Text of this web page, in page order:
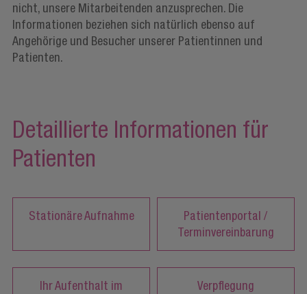
nicht, unsere Mitarbeitenden anzusprechen. Die
Informationen beziehen sich natürlich ebenso auf
Angehörige und Besucher unserer Patientinnen und
Patienten.
Detaillierte Informationen für
Patienten
Stationäre Aufnahme
Patientenportal /
Terminvereinbarung
Ihr Aufenthalt im
Verpflegung